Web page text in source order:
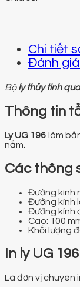
Chi tiết
Đánh giá
Bộly thủy tinh
Thông tin
Ly UG 196 làm
nắm.
Các thông
Đường kính
Đường kính
Đường kính
Cao: 100
Khối lượng
In ly UG
Là đơn vị chuyên